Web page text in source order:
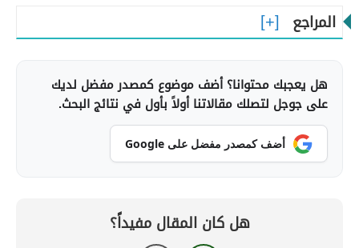
المراجع
هل يعجبك محتوانا؟ أضف موضوع كمصدر مفضل لديك
على جوجل لتصلك مقالاتنا أولاً بأول في نتائج البحث.
أضف كمصدر مفضل على Google
هل كان المقال مفيداً؟